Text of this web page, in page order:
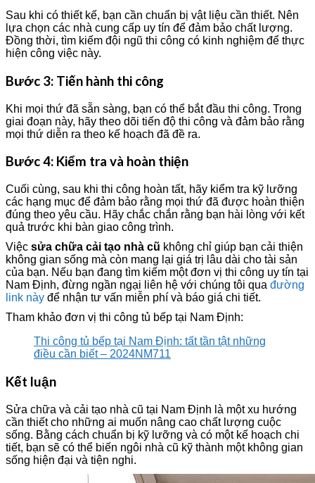
Sau khi có thiết kế, bạn cần chuẩn bị vật liệu cần thiết. Nên
lựa chọn các nhà cung cấp uy tín để đảm bảo chất lượng.
Đồng thời, tìm kiếm đội ngũ thi công có kinh nghiệm để thực
hiện công việc này.
Bước 3: Tiến hành thi công
Khi mọi thứ đã sẵn sàng, bạn có thể bắt đầu thi công. Trong
giai đoạn này, hãy theo dõi tiến độ thi công và đảm bảo rằng
mọi thứ diễn ra theo kế hoạch đã đề ra.
Bước 4: Kiểm tra và hoàn thiện
Cuối cùng, sau khi thi công hoàn tất, hãy kiểm tra kỹ lưỡng
các hạng mục để đảm bảo rằng mọi thứ đã được hoàn thiện
đúng theo yêu cầu. Hãy chắc chắn rằng bạn hài lòng với kết
quả trước khi bàn giao công trình.
Việc sửa chữa cải tạo nhà cũ không chỉ giúp bạn cải thiện
không gian sống mà còn mang lại giá trị lâu dài cho tài sản
của bạn. Nếu bạn đang tìm kiếm một đơn vị thi công uy tín tại
Nam Định, đừng ngần ngại liên hệ với chúng tôi qua đường
link này để nhận tư vấn miễn phí và báo giá chi tiết.
Tham khảo đơn vị thi công tủ bếp tại Nam Định:
Thi công tủ bếp tại Nam Định: tất tần tật những
điều cần biết – 2024NM711
Kết luận
Sửa chữa và cải tạo nhà cũ tại Nam Định là một xu hướng
cần thiết cho những ai muốn nâng cao chất lượng cuộc
sống. Bằng cách chuẩn bị kỹ lưỡng và có một kế hoạch chi
tiết, bạn sẽ có thể biến ngôi nhà cũ kỹ thành một không gian
sống hiện đại và tiện nghi.